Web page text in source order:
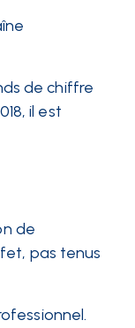
de chiffre
il est
de
pas tenus